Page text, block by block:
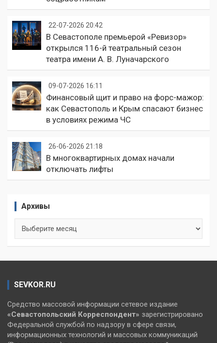
22-07-2026 20:42
В Севастополе премьерой «Ревизор»
открылся 116-й театральный сезон
театра имени А. В. Луначарского
09-07-2026 16:11
Финансовый щит и право на форс-мажор:
как Севастополь и Крым спасают бизнес
в условиях режима ЧС
26-06-2026 21:18
В многоквартирных домах начали
отключать лифты
Архивы
SEVKOR.RU
Средство массовой информации сетевое издание
«Севастопольский Корреспондент» зарегистрировано
Федеральной службой по надзору в сфере связи,
информационных технологий и массовых коммуникаций